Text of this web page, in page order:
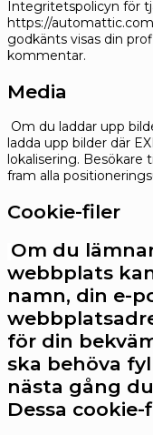
Integritetspolicyn för
https://
godkänts visas din
kommentar.
Media
Om du laddar upp
ladda upp bilder där
lokalisering. Besökare
fram alla
Cookie-filer
Om du
webbplats
namn, din e-
för din
ska behöva
nästa gång
Dessa